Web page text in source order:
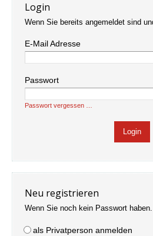
Login
Wenn Sie bereits angemeldet sind
E-Mail Adresse
Passwort
Passwort vergessen …
Neu registrieren
Wenn Sie noch kein Passwort haben.
als Privatperson anmelden